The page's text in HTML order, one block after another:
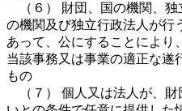
（６） 財団、国の機関、独
の機関及び独立行政法人が行
あって、公にすることにより
当該事務又は事業の適正な遂
もの
（７） 個人又は法人が、財